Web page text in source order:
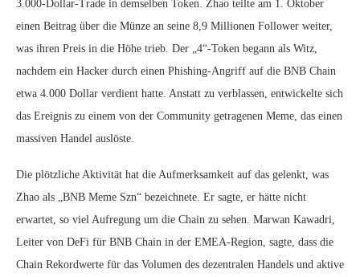
3.000-Dollar-Trade in demselben Token. Zhao teilte am 1. Oktober
einen Beitrag über die Münze an seine 8,9 Millionen Follower weiter,
was ihren Preis in die Höhe trieb. Der „4“-Token begann als Witz,
nachdem ein Hacker durch einen Phishing-Angriff auf die BNB Chain
etwa 4.000 Dollar verdient hatte. Anstatt zu verblassen, entwickelte sich
das Ereignis zu einem von der Community getragenen Meme, das einen
massiven Handel auslöste.
Die plötzliche Aktivität hat die Aufmerksamkeit auf das gelenkt, was
Zhao als „BNB Meme Szn“ bezeichnete. Er sagte, er hätte nicht
erwartet, so viel Aufregung um die Chain zu sehen. Marwan Kawadri,
Leiter von DeFi für BNB Chain in der EMEA-Region, sagte, dass die
Chain Rekordwerte für das Volumen des dezentralen Handels und aktive